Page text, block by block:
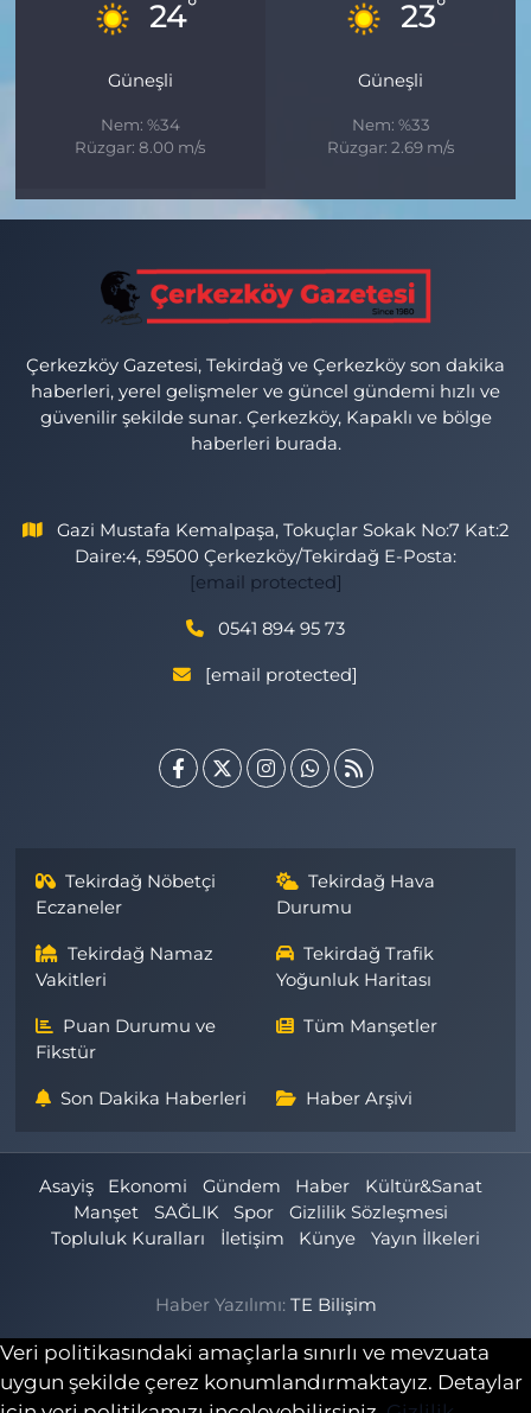
24°
Güneşli
Nem: %34
Rüzgar: 8.00 m/s
23°
Güneşli
Nem: %33
Rüzgar: 2.69 m/s
Çerkezköy Gazetesi, Tekirdağ ve Çerkezköy son dakika
haberleri, yerel gelişmeler ve güncel gündemi hızlı ve
güvenilir şekilde sunar. Çerkezköy, Kapaklı ve bölge
haberleri burada.
Gazi Mustafa Kemalpaşa, Tokuçlar Sokak No:7 Kat:2
Daire:4, 59500 Çerkezköy/Tekirdağ E-Posta:
[email protected]
0541 894 95 73
[email protected]
Tekirdağ Nöbetçi
Eczaneler
Tekirdağ Hava
Durumu
Tekirdağ Namaz
Vakitleri
Tekirdağ Trafik
Yoğunluk Haritası
Puan Durumu ve
Fikstür
Tüm Manşetler
Son Dakika Haberleri Haber Arşivi
Asayiş Ekonomi Gündem Haber
Kültür&Sanat
Manşet
SAĞLIK Spor
Gizlilik Sözleşmesi
Topluluk Kuralları
İletişim Künye Yayın İlkeleri
Haber Yazılımı: TE Bilişim
Veri politikasındaki amaçlarla sınırlı ve mevzuata
uygun şekilde çerez konumlandırmaktayız. Detaylar